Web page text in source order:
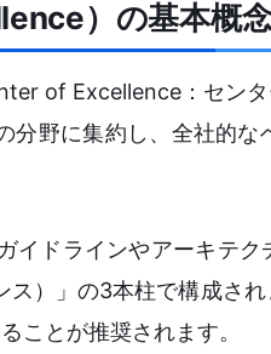
）の基本概
of Excellence：セン
分野に集約し、全社的
イドラインやアーキテ
）」の3本柱で構成さ
ことが推奨されます。